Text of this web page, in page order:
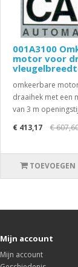
001A3100
motor voor
omkeerbare
draaihek met een
van 3 m
€ 413,17
€
TOEVOEGEN
Mijn account
Mijn account